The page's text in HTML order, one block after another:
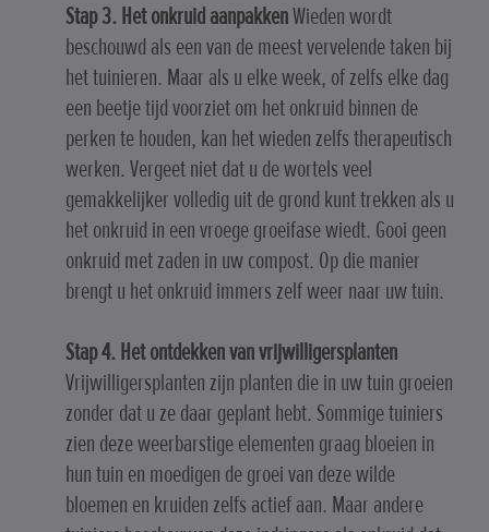
Stap 3. Het onkruid aanpakkenWieden wordt
beschouwd als een van de meest vervelende taken bij
het tuinieren. Maar als u elke week, of zelfs elke dag
een beetje tijd voorziet om het onkruid binnen de
perken te houden, kan het wieden zelfs therapeutisch
werken. Vergeet niet dat u de wortels veel
gemakkelijker volledig uit de grond kunt trekken als u
het onkruid in een vroege groeifase wiedt. Gooi geen
onkruid met zaden in uw compost. Op die manier
brengt u het onkruid immers zelf weer naar uw tuin.
Stap 4. Het ontdekken van vrijwilligersplanten
Vrijwilligersplanten zijn planten die in uw tuin groeien
zonder dat u ze daar geplant hebt. Sommige tuiniers
zien deze weerbarstige elementen graag bloeien in
hun tuin en moedigen de groei van deze wilde
bloemen en kruiden zelfs actief aan. Maar andere